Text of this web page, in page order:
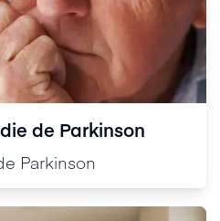
de Parkinson
Parkinson